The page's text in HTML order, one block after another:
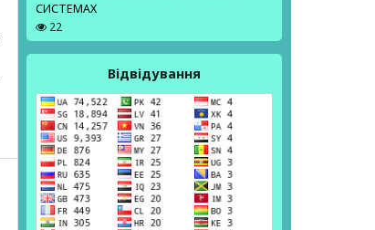
СИСТЕМАХ
22
Відвідування